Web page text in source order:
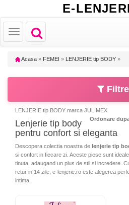
E-
Toggle
navigation
Toggle
navigation
Acasa » FEMEI » LENJERIE tip BODY »
Filtre
LENJERIE tip BODY marca JULIMEX
Ordonare
Lenjerie tip body
pentru confort si eleganta
Descopera colectia noastra de lenjerie tip
si confort in fiecare zi. Aceste piese sunt
tinuta, adaugand un plus de stil si incredere.
retur in 14 zile, e-lenjerie.ro este alegerea
intima.